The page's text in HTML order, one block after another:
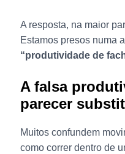
A resposta, na maior
Estamos presos numa
“produtividade de
A falsa
parecer
Muitos confundem
como correr dentro de